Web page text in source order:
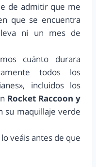
de admitir que me
que se encuentra
ni un mes de
cuánto durara
todos los
incluidos los
Rocket Raccoon y
su maquillaje verde
veáis antes de que